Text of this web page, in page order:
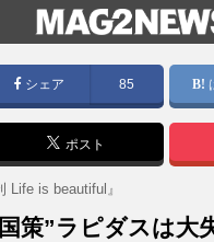
シェア 85
ポスト
Life is beautiful』
策”ラピダスは大